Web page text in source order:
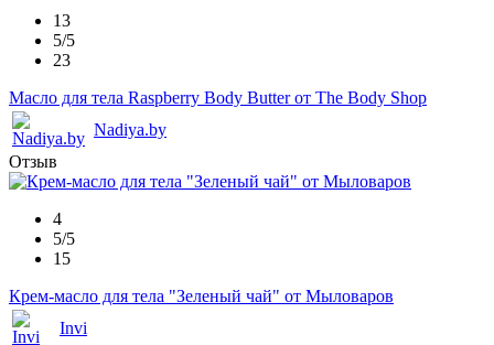
13
5/5
23
Масло для тела Raspberry Body Butter от The Body Shop
Nadiya.by
Отзыв
4
5/5
15
Крем-масло для тела "Зеленый чай" от Мыловаров
Invi